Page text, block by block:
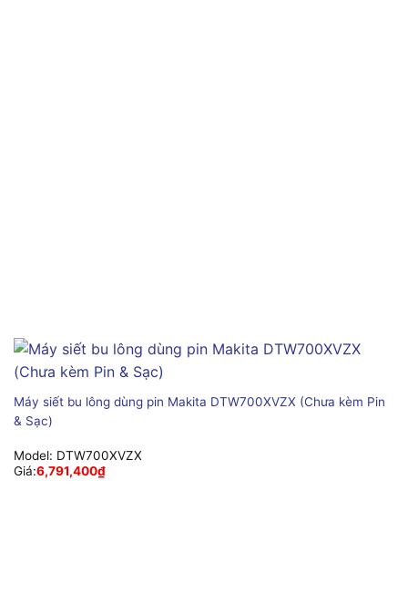
Máy siết bu lông dùng pin Makita DTW700XVZX (Chưa kèm Pin
& Sạc)
Model: DTW700XVZX
Giá:6,791,400₫